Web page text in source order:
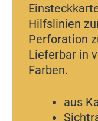
Hilfslinien
Perforation
Lieferbar in
Farben.
aus